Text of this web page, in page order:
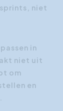
niet
in
niet uit
om
en